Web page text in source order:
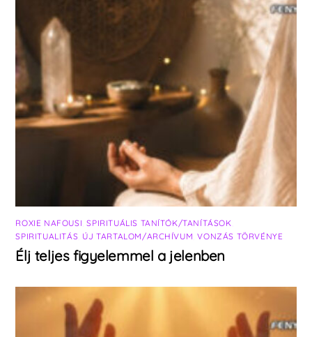
ROXIE NAFOUSI ,SPIRITUÁLIS TANÍTÓK/TANÍTÁSOK
SPIRITUALITÁS ÚJ TARTALOM/ARCHÍVUM ,VONZÁS TÖRVÉNYE
Élj teljes figyelemmel a jelenben